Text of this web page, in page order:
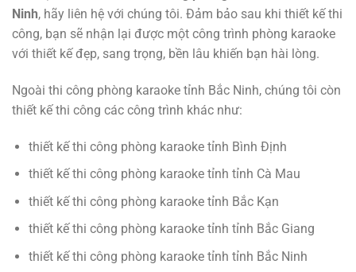
Ninh, hãy liên hệ với chúng tôi. Đảm bảo sau khi thiết kế thi
công, bạn sẽ nhận lại được một công trình phòng karaoke
với thiết kế đẹp, sang trọng, bền lâu khiến bạn hài lòng.
Ngoài thi công phòng karaoke tỉnh Bắc Ninh, chúng tôi còn
thiết kế thi công các công trình khác như:
thiết kế thi công phòng karaoke tỉnh Bình Định
thiết kế thi công phòng karaoke tỉnh tỉnh Cà Mau
thiết kế thi công phòng karaoke tỉnh Bắc Kạn
thiết kế thi công phòng karaoke tỉnh tỉnh Bắc Giang
thiết kế thi công phòng karaoke tỉnh tỉnh Bắc Ninh